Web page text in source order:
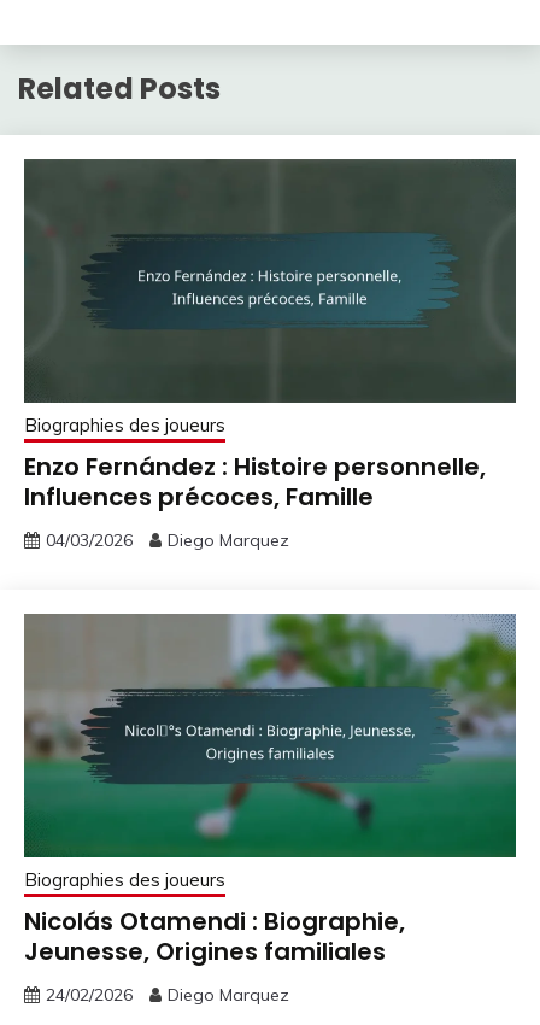
Related Posts
Biographies des joueurs
Enzo Fernández : Histoire personnelle,
Influences précoces, Famille
04/03/2026 Diego Marquez
Biographies des joueurs
Nicolás Otamendi : Biographie,
Jeunesse, Origines familiales
24/02/2026 Diego Marquez